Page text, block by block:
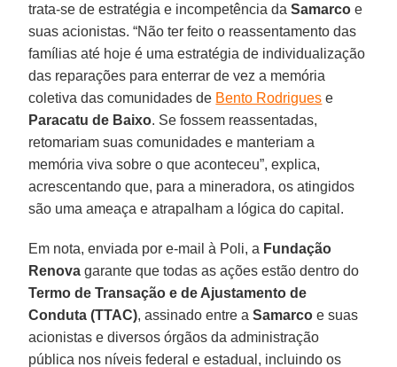
trata-se de estratégia e incompetência daSamarco e
suas acionistas. “Não ter feito o reassentamento das
famílias até hoje é uma estratégia de individualização
das reparações para enterrar de vez a memória
coletiva das comunidades de Bento Rodrigues e
Paracatu de Baixo. Se fossem reassentadas,
retomariam suas comunidades e manteriam a
memória viva sobre o que aconteceu”, explica,
acrescentando que, para a mineradora, os atingidos
são uma ameaça e atrapalham a lógica do capital.
Em nota, enviada por e-mail à Poli, a Fundação
Renova garante que todas as ações estão dentro do
Termo de Transação e de Ajustamento de
Conduta (TTAC), assinado entre aSamarco e suas
acionistas e diversos órgãos da administração
pública nos níveis federal e estadual, incluindo os